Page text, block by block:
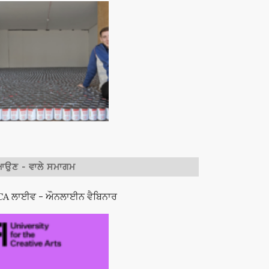
- ਵਾਲੇ ਸਮਾਗਮ
ਲਾਈਵ - ਔਨਲਾਈਨ ਵੈਬਿਨਾਰ